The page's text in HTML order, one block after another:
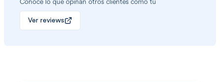
Conoce lo que opinan otros clientes como tú
Ver reviews